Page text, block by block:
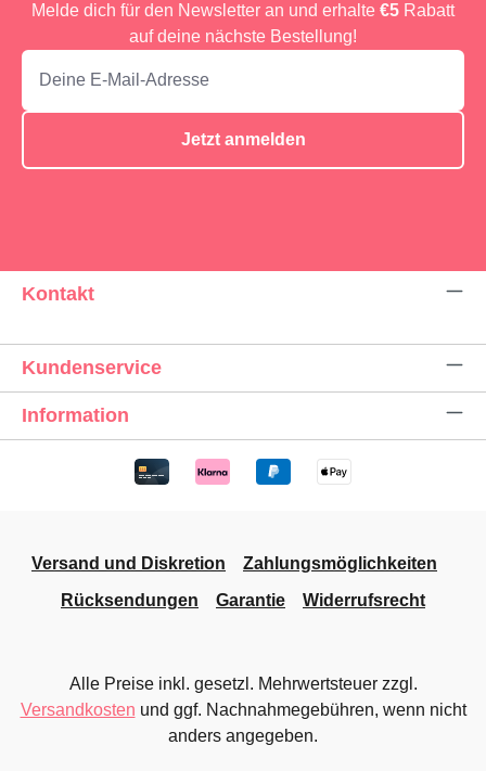
Melde dich für den Newsletter an und erhalte €5 Rabatt
auf deine nächste Bestellung!
Jetzt anmelden
Kontakt
Kundenservice
Information
Versand und Diskretion
Zahlungsmöglichkeiten
Rücksendungen
Garantie Widerrufsrecht
Alle Preise inkl. gesetzl. Mehrwertsteuer zzgl.
Versandkosten und ggf. Nachnahmegebühren, wenn nicht
anders angegeben.